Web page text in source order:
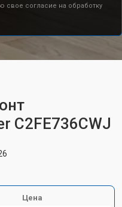
свое согласие на обработку
C2FE736CWJ
Цена